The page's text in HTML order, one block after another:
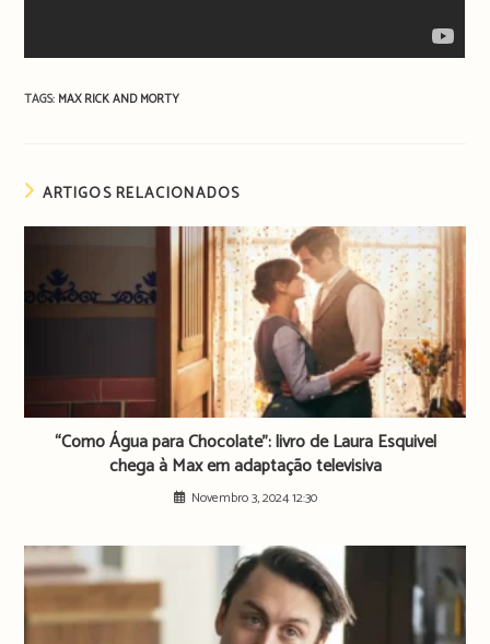
TAGS: MAXRICK AND MORTY
ARTIGOS RELACIONADOS
“Como Água para Chocolate”: livro de Laura Esquivel
chega à Max em adaptação televisiva
Novembro 3, 2024 12:30